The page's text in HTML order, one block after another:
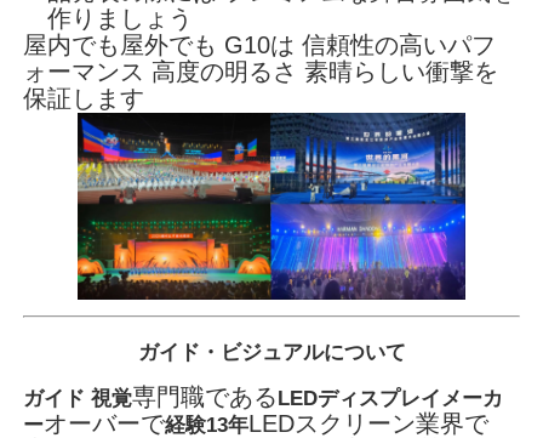
作りましょう
屋内でも屋外でも G10は 信頼性の高いパフ
ォーマンス 高度の明るさ 素晴らしい衝撃を
保証します
ガイド・ビジュアルについて
ガイド 視覚専門職である LEDディスプレイメーカ
ーオーバーで経験13年LEDスクリーン業界で